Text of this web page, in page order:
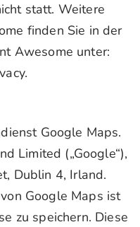
statt. Weitere
finden Sie in der
Awesome unter:
Google Maps.
Limited („Google“),
Dublin 4, Irland.
Google Maps ist
zu speichern. Diese